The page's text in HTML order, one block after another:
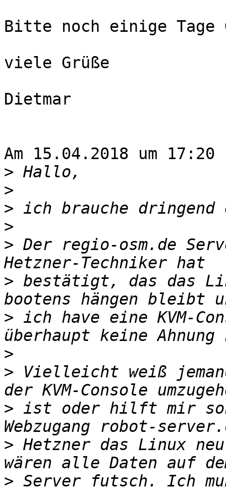
Bitte noch einige Tage
viele Grüße
Dietmar
Am 15.04.2018 um
>
>
>
>
> Der regio-osm.de
> bestätigt, das das
> ich have eine KVM-
>
> Vielleicht weiß
> ist oder hilft mir
> Hetzner das Linux
> Server futsch. Ich